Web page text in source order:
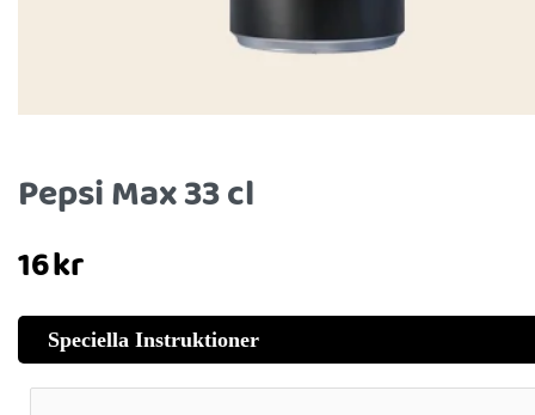
Pepsi Max 33 cl
16kr
Speciella Instruktioner